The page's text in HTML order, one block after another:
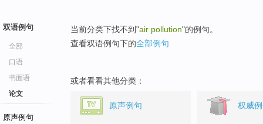
双语例句
全部
口语
书面语
论文
原声例句
当前分类下找不到"air pollution"的例句。
查看双语例句下的全部例句
或者看看其他分类：
原声例句 权威